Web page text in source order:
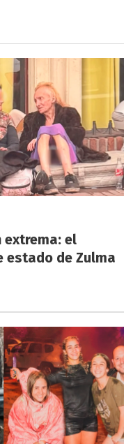
extrema: el
estado de Zulma